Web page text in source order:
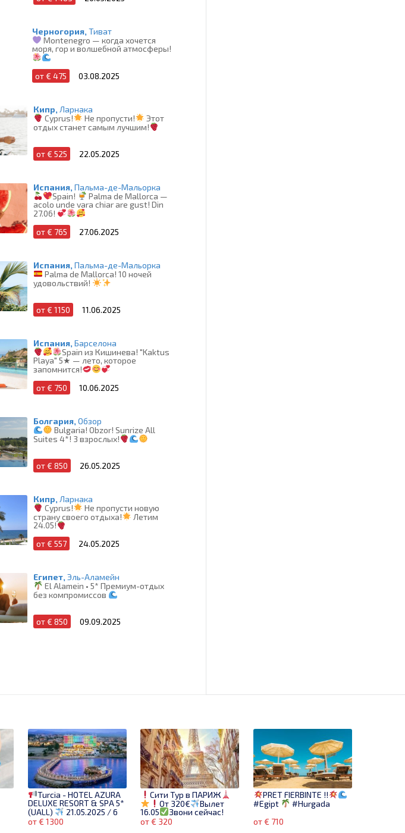
Черногория, Тиват
Montenegro — когда хочется
моря, гор и волшебной атмосферы!
от € 475 03.08.2025
Кипр, Ларнака
Cyprus!
Не пропусти!
Этот
отдых станет самым лучшим!
от € 525 22.05.2025
Испания, Пальма-де-Мальорка
Spain!
Palma de Mallorca —
acolo unde vara chiar are gust! Din
27.06!
от € 765
27.06.2025
Испания, Пальма-де-Мальорка
Palma de Mallorca! 10 ночей
удовольствий!
от € 1150 11.06.2025
Испания, Барселона
Spain из Кишинева! "Kaktus
Playa" 5★ — лето, которое
запомнится!
от € 750
10.06.2025
Болгария, Обзор
Bulgaria! Obzor! Sunrize All
Suites 4*! 3 взрослых!
от € 850 26.05.2025
Кипр, Ларнака
Cyprus!
Не пропусти новую
страну своего отдыха!
Летим
24.05!
от € 557
24.05.2025
Египет, Эль-Аламейн
El Alamein • 5* Премиум-отдых
без компромиссов
от € 850 09.09.2025
Turcia - HOTEL AZURA
DELUXE RESORT & SPA 5*
(UALL)
21.05.2025 / 6
nopti / 7 zile = 1300 euro /
2 pers
от € 1300
Сити Тур в ПАРИЖ
От 320€
Вылет
16.05
Звони сейчас!
от € 320
PRET FIERBINTE !!
#Egipt
#Hurgada
от € 710